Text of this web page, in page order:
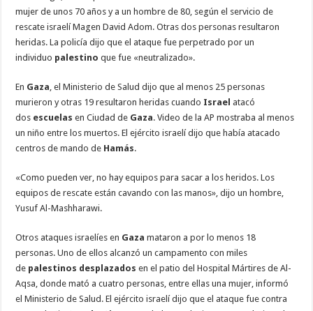
mujer de unos 70 años y a un hombre de 80, según el servicio de
rescate israelí Magen David Adom. Otras dos personas resultaron
heridas. La policía dijo que el ataque fue perpetrado por un
individuo palestino que fue «neutralizado».
En Gaza, el Ministerio de Salud dijo que al menos 25 personas
murieron y otras 19 resultaron heridas cuando Israel atacó
dos escuelas en Ciudad de Gaza. Video de la AP mostraba al menos
un niño entre los muertos. El ejército israelí dijo que había atacado
centros de mando de Hamás.
«Como pueden ver, no hay equipos para sacar a los heridos. Los
equipos de rescate están cavando con las manos», dijo un hombre,
Yusuf Al-Mashharawi.
Otros ataques israelíes en Gaza mataron a por lo menos 18
personas. Uno de ellos alcanzó un campamento con miles
de palestinos desplazados en el patio del Hospital Mártires de Al-
Aqsa, donde mató a cuatro personas, entre ellas una mujer, informó
el Ministerio de Salud. El ejército israelí dijo que el ataque fue contra